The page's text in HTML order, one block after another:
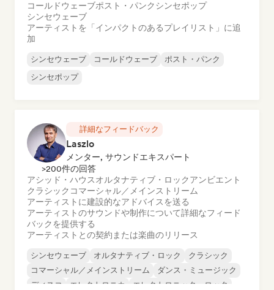
コールドウェーブポスト・パンクシンセポップ
シンセウェーブ
アーティストを「インパクトのあるプレイリスト」に追
加
シンセウェーブ コールドウェーブ
ポスト・パンク
シンセポップ
詳細なフィードバック
Laszlo
メンター, サウンドエキスパート
>200件の回答
アシッド・ハウスオルタナティブ・ロックアンビエント
クラシック コマーシャル／メインストリーム
アーティストに建設的なアドバイスを送る
アーティストのサウンドや制作について詳細なフィード
バックを提供する
アーティストとの契約または楽曲のリリース
シンセウェーブ オルタナティブ・ロック
クラシック
コマーシャル／メインストリーム
ダンス・ミュージック
ディスコ
エレクトロニカ エレクトロニック・ロック